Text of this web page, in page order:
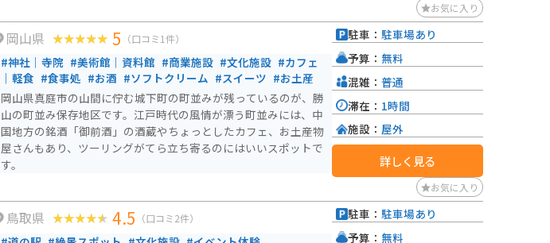
で）で、無休で運営されています。円形劇場くらよしフィギュア
ミュージアムは、フィギュアコレクターやアニメファンにとって
はもちろん、建築や歴史に興味がある人にとっても魅力的なスポ
ットです。旧学校校舎を利用した施設として、地域の文化遺産を
活用しながら、新たな観光資源としての価値を生み出していま
す。
お気に入り
岡山県 5 （口コミ1件）
#神社｜寺院 #美術館｜資料館 #商業施設 #文化施設 #カフェ
｜軽食 #食事処 #お酒 #ソフトクリーム #スイーツ #お土産
岡山県真庭市の山間に佇む城下町の町並みが残っているのが、勝
山の町並み保存地区です。江戸時代の風情が漂う町並みには、中
国地方の銘酒「御前酒」の酒蔵やちょっとしたカフェ、お土産物
屋さんもあり、ツーリングがてら立ち寄るのにはいいスポットで
す。
駐車： 駐車場あり
予算： 無料
混雑： 普通
滞在： 1時間
施設： 屋外
詳しく見る
お気に入り
鳥取県 4.5 （口コミ2件） 駐車： 駐車場あり
予算： 無料